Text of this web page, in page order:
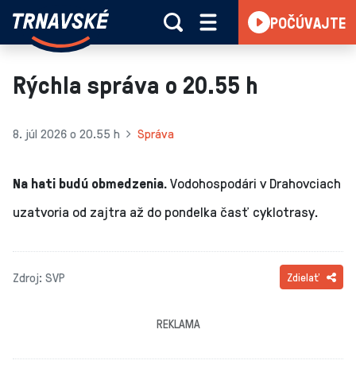
Skočiť na obsah
Trnavské
Vieme,
čo
deje
POČÚVAJTE
Rýchla správa o 20.55 h
8. júl 2026 o 20.55 h Správa
Na hati budú obmedzenia.Vodohospodári v Drahovciach
uzatvoria od zajtra až do pondelka časť cyklotrasy.
Zdroj: SVP Zdielať
REKLAMA